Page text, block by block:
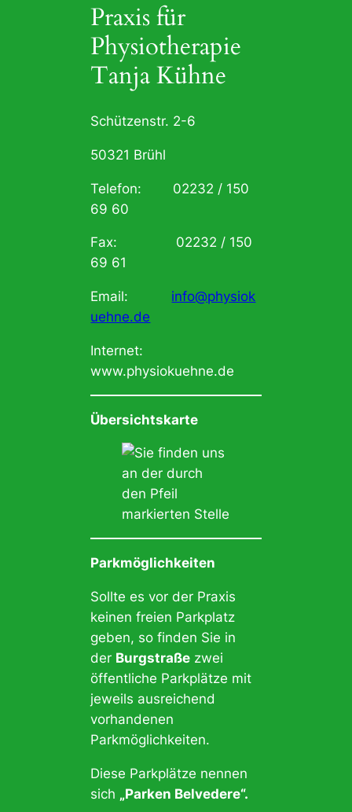
Praxis für
Physiotherapie
Tanja Kühne
Schützenstr. 2-6
50321 Brühl
Telefon: 02232 / 150
69 60
Fax: 02232 / 150
69 61
Email: info@physiok
uehne.de
Internet:
www.physiokuehne.de
Übersichtskarte
Parkmöglichkeiten
Sollte es vor der Praxis
keinen freien Parkplatz
geben, so finden Sie in
der Burgstraße zwei
öffentliche Parkplätze mit
jeweils ausreichend
vorhandenen
Parkmöglichkeiten.
Diese Parkplätze nennen
sich „Parken Belvedere“.